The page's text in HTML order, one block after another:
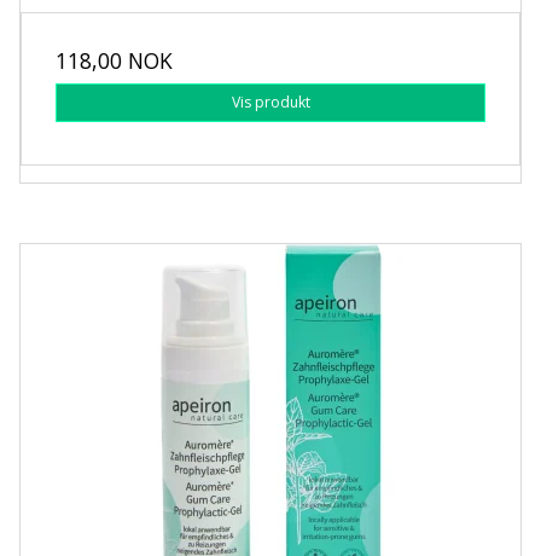
118,00 NOK
Vis produkt